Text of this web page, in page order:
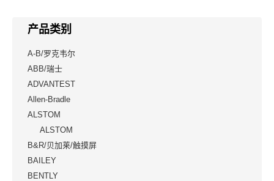
产品类别
A-B/罗克韦尔
ABB/瑞士
ADVANTEST
Allen-Bradle
ALSTOM
ALSTOM
B&R/贝加莱/触摸屏
BAILEY
BENTLY